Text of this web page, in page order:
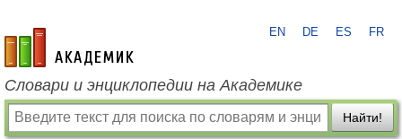
academic.ru
EN DE ES FR
Словари и энциклопедии на Академике
Найти!